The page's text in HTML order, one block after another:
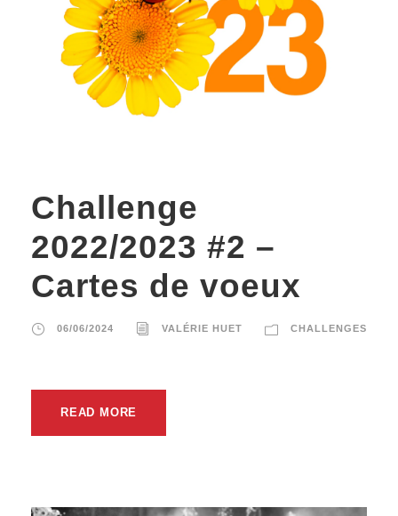
Challenge
2022/2023 #2 –
Cartes de voeux
06/06/2024 VALÉRIE HUET CHALLENGES
READ MORE